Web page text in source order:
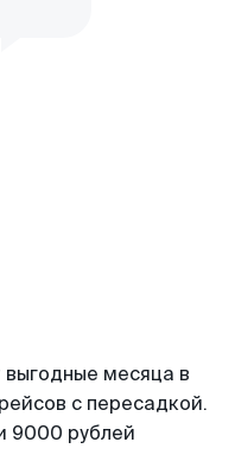
месяца в
с пересадкой.
9000 рублей